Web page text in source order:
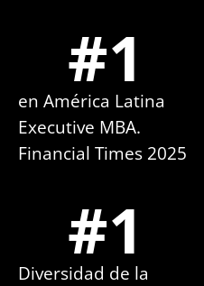
en América Latina
Executive MBA.
Financial Times 2025
#1
Diversidad de la
#1